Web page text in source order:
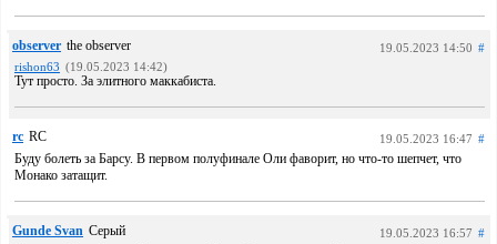
observer the observer 19.05.2023 14:50 #
rishon63 (19.05.2023 14:42)
Тут просто. За элитного маккабиста.
rc RC 19.05.2023 16:47 #
Буду болеть за Барсу. В первом полуфинале Оли фаворит, но что-то шепчет, что
Монако затащит.
Gunde Svan Серый 19.05.2023 16:57 #